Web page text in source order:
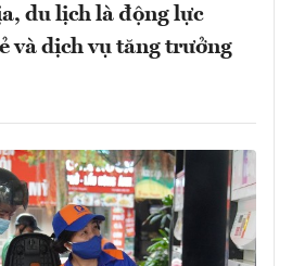
du lịch là động lực
và dịch vụ tăng trưởng